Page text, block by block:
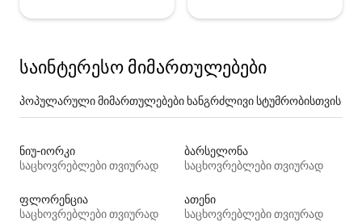
საინტერესო მიმართულებები
პოპულარული მიმართულებები ხანგრძლივი სტუმრობისთვის
ნიუ-იორკი
საცხოვრებლები თვიურად
ბარსელონა
საცხოვრებლები თვიურად
ფლორენცია
საცხოვრებლები თვიურად
ათენი
საცხოვრებლები თვიურად